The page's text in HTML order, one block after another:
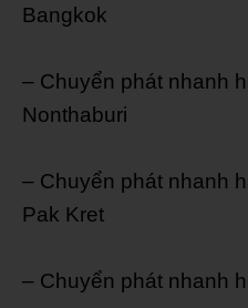
Bangkok
– Chuyển phát nhanh
Nonthaburi
– Chuyển phát nhanh
Pak Kret
– Chuyển phát nhanh